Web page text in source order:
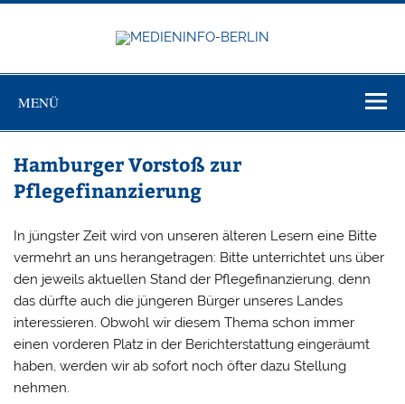
Zum
MENÜ
Hamburger Vorstoß zur
Pflegefinanzierung
In jüngster Zeit wird von unseren älteren Lesern eine Bitte
vermehrt an uns herangetragen: Bitte unterrichtet uns über
den jeweils aktuellen Stand der Pflegefinanzierung, denn
das dürfte auch die jüngeren Bürger unseres Landes
interessieren. Obwohl wir diesem Thema schon immer
einen vorderen Platz in der Berichterstattung eingeräumt
haben, werden wir ab sofort noch öfter dazu Stellung
nehmen.